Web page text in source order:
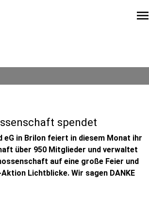
menu
spendet
eG in Brilon feiert in diesem Monat ihr
über 950 Mitglieder und verwaltet
auf eine große Feier und
Lichtblicke. Wir sagen DANKE